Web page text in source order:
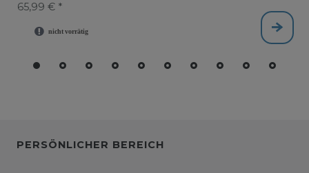
65,99 € *
PERSÖNLICHER BEREICH